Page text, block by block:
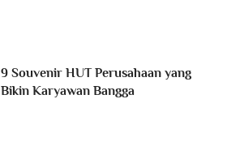
9 Souvenir HUT Perusahaan yang
Bikin Karyawan Bangga